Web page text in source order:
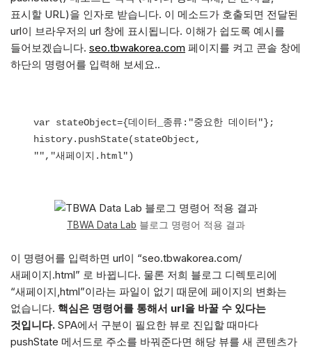
표시할 URL)을 인자로 받습니다. 이 메소드가 호출되면 전달된
url이 브라우저의 url 창에 표시됩니다. 이해가 쉽도록 예시를
들어보겠습니다. seo.tbwakorea.com 페이지를 켜고 콘솔 창에
하단의 명령어를 입력해 보세요..
var stateObject={데이터_종류:"중요한 데이터"};
history.pushState(stateObject,
TBWA Data Lab 블로그 명령어 적용 결과
이 명령어를 입력하면 url이 “seo.tbwakorea.com/
새페이지.html” 로 바뀝니다. 물론 저희 블로그 디렉토리에
“새페이지,html”이라는 파일이 없기 때문에 페이지의 변화는
없습니다. 핵심은 명령어를 통해서 url을 바꿀 수 있다는
것입니다. SPA에서 구분이 필요한 뷰로 진입할 때마다
pushState 메서드로 주소를 바꿔준다면 해당 뷰를 새 콘텐츠가